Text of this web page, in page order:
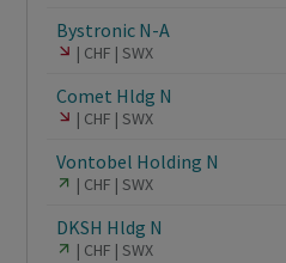
Bystronic N-A
CHF SWX
Comet Hldg N
CHF SWX
Vontobel Holding N
CHF SWX
DKSH Hldg N
CHF SWX